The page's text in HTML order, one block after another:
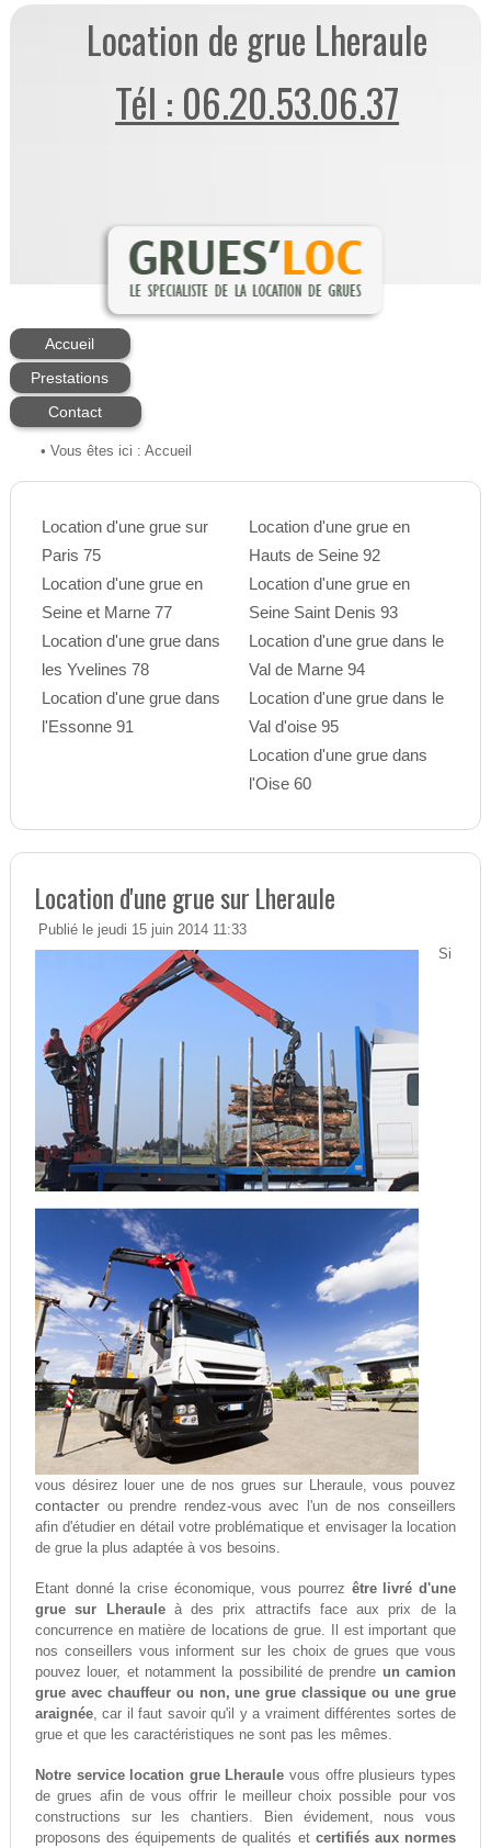
Location de grue Lheraule
Tél : 06.20.53.06.37
Accueil
Prestations
Contact
• Vous êtes ici : Accueil
Location d'une grue sur
Paris 75
Location d'une grue en
Seine et Marne 77
Location d'une grue dans
les Yvelines 78
Location d'une grue dans
l'Essonne 91
Location d'une grue en
Hauts de Seine 92
Location d'une grue en
Seine Saint Denis 93
Location d'une grue dans le
Val de Marne 94
Location d'une grue dans le
Val d'oise 95
Location d'une grue dans
l'Oise 60
Location d'une grue sur Lheraule
Publié le jeudi 15 juin 2014 11:33
Si
vous désirez louer une de nos grues sur Lheraule, vous pouvez
contacterou prendre rendez-vous avec l'un de nos conseillers
afin d'étudier en détail votre problématique et envisager la location
de grue la plus adaptée à vos besoins.
Etant donné la crise économique, vous pourrez être livré d'une
grue sur Lherauleà des prix attractifs face aux prix de la
concurrence en matière de locations de grue. Il est important que
nos conseillers vous informent sur les choix de grues que vous
pouvez louer, et notamment la possibilité de prendre un camion
grue avec chauffeur ou non, une grue classique ou une grue
araignée, car il faut savoir qu'il y a vraiment différentes sortes de
grue et que les caractéristiques ne sont pas les mêmes.
Notre service location grue Lheraule vous offre plusieurs types
de grues afin de vous offrir le meilleur choix possible pour vos
constructions sur les chantiers. Bien évidement, nous vous
proposons des équipements de qualités et certifiés aux normes